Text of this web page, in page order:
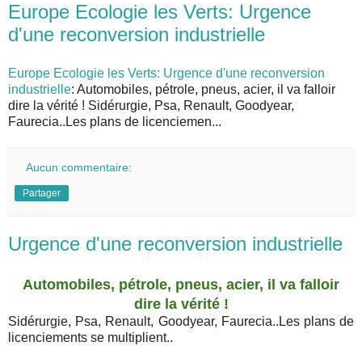
Europe Ecologie les Verts: Urgence
d'une reconversion industrielle
Europe Ecologie les Verts: Urgence d'une reconversion
industrielle: Automobiles, pétrole, pneus, acier, il va falloir
dire la vérité ! Sidérurgie, Psa, Renault, Goodyear,
Faurecia..Les plans de licenciemen...
Aucun commentaire:
Partager
Urgence d'une reconversion industrielle
Automobiles, pétrole, pneus, acier, il va falloir
dire la vérité !
Sidérurgie, Psa, Renault, Goodyear, Faurecia..Les plans de
licenciements se multiplient..